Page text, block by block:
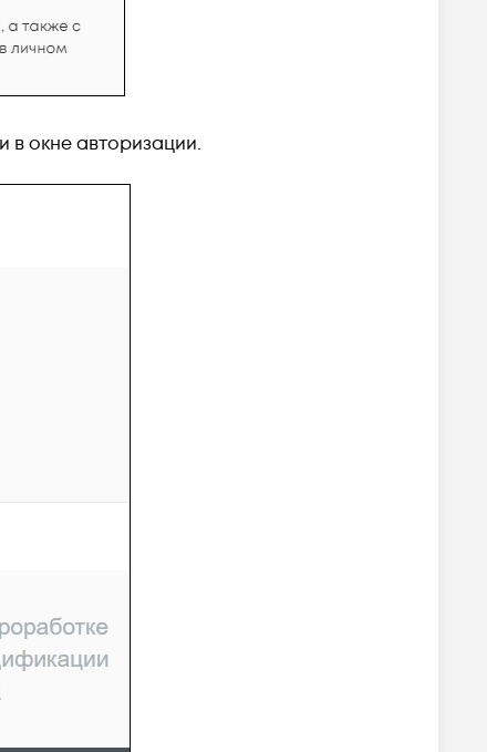
в окне авторизации.